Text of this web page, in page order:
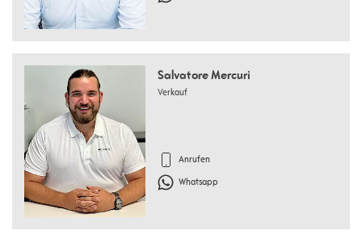
Salvatore Mercuri
Verkauf
Anrufen
Whatsapp